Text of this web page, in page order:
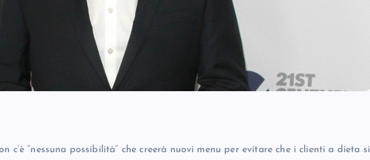
c’è “nessuna possibilità” che creerà nuovi menu per evitare che i clienti a dieta si